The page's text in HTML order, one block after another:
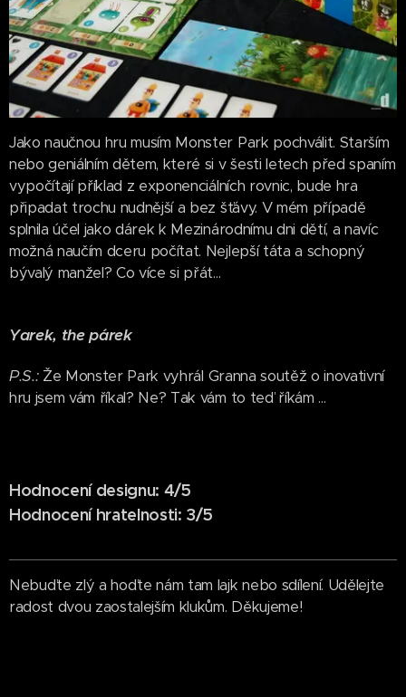
Jako naučnou hru musím Monster Park pochválit. Starším
nebo geniálním dětem, které si v šesti letech před spaním
vypočítají příklad z exponenciálních rovnic, bude hra
připadat trochu nudnější a bez šťávy. V mém případě
splnila účel jako dárek k Mezinárodnímu dni dětí, a navíc
možná naučím dceru počítat. Nejlepší táta a schopný
bývalý manžel? Co více si přát...
Yarek, the párek
P.S.: Že Monster Park vyhrál Granna soutěž o inovativní
hru jsem vám říkal? Ne? Tak vám to teď říkám ...
Hodnocení designu: 4/5
Hodnocení hratelnosti: 3/5
Nebuďte zlý a hoďte nám tam lajk nebo sdílení. Udělejte
radost dvou zaostalejším klukům. Děkujeme!